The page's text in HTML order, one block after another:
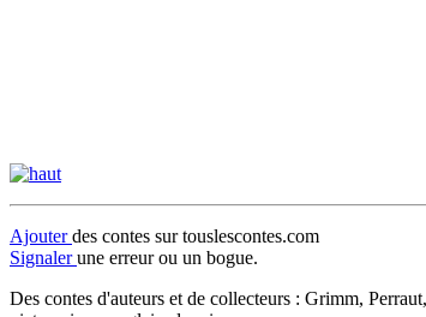
Ajouterdes contes sur touslescontes.com
Signalerune erreur ou un bogue.
Des contes d'auteurs et de collecteurs : Grimm,